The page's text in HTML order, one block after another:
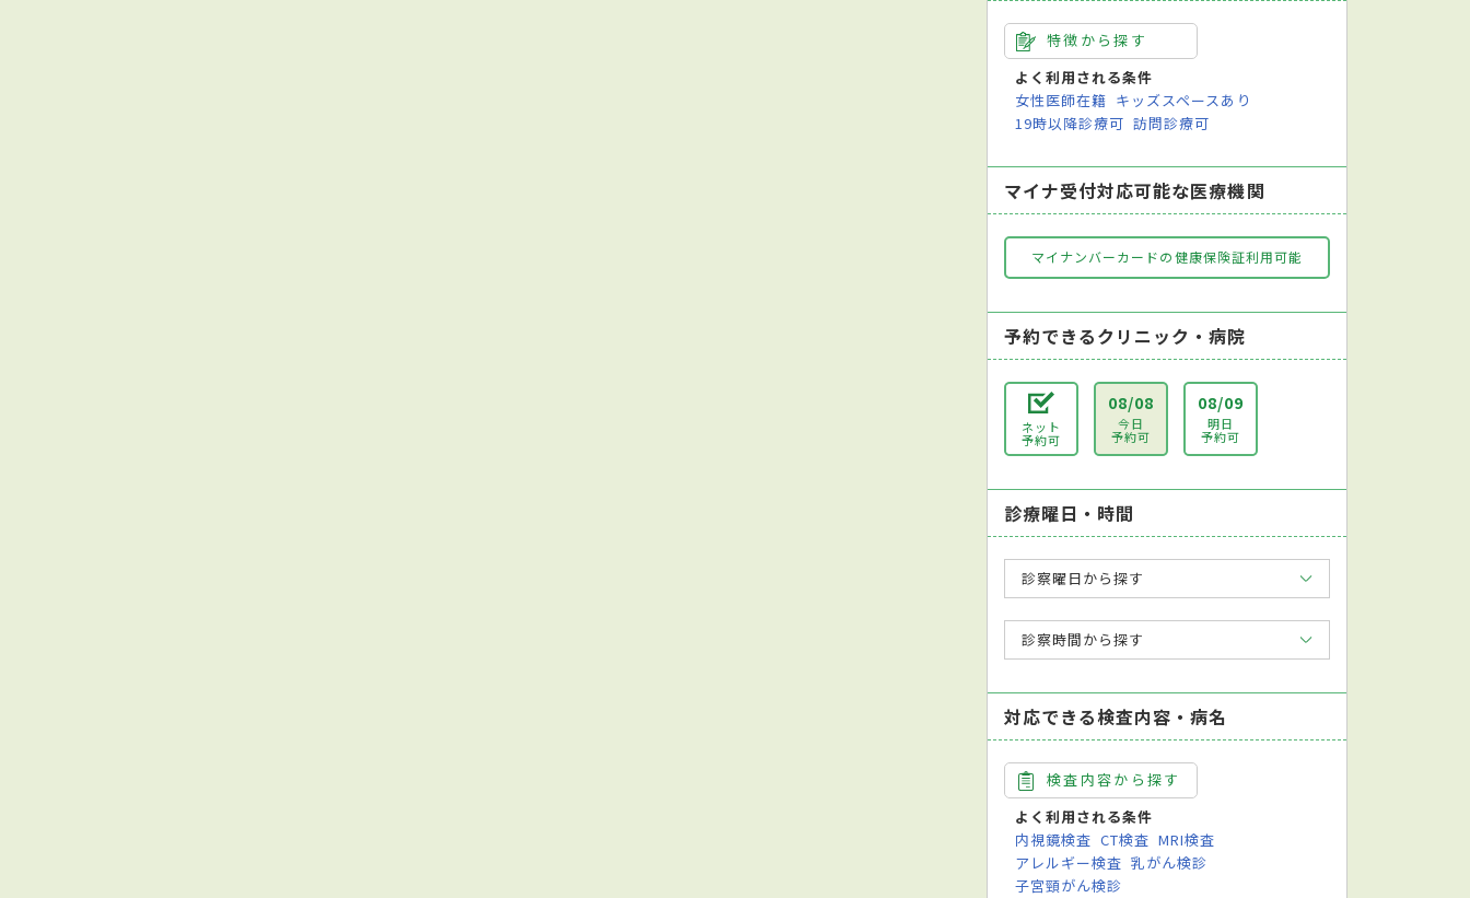
特徴から探す
よく利用される条件
女性医師在籍 キッズスペースあり
19時以降診療可 訪問診療可
マイナ受付対応可能な医療機関
マイナンバーカードの健康保険証利用可能
予約できるクリニック・病院
ネット
予約可
08/08
今日
予約可
08/09
明日
予約可
診療曜日・時間
診察曜日から探す
診察時間から探す
対応できる検査内容・病名
検査内容から探す
よく利用される条件
内視鏡検査 CT検査 MRI検査
アレルギー検査 乳がん検診
子宮頸がん検診